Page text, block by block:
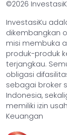
©2026
InvestasiKu
dikembangkan
misi membuka
produk-produk
terjangkau.
obligasi
sebagai broker
Indonesia,
memiliki izin
Keuangan